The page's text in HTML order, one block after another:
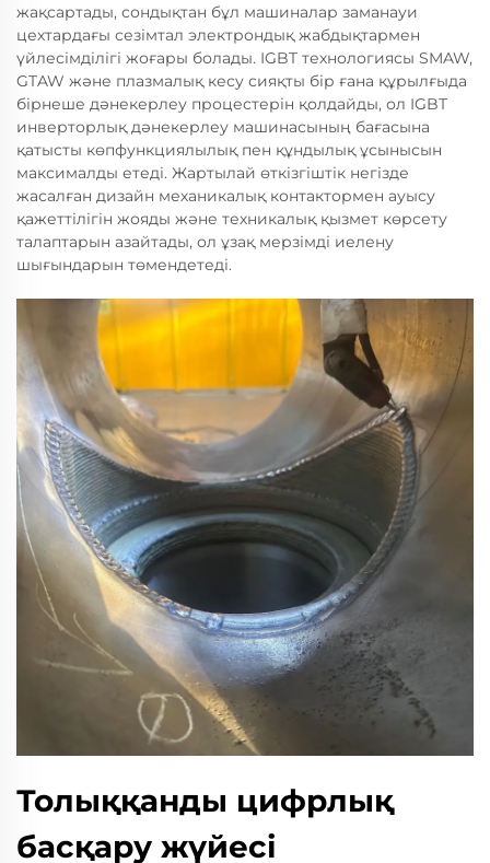
жақсартады, сондықтан бұл машиналар заманауи
цехтардағы сезімтал электрондық жабдықтармен
үйлесімділігі жоғары болады. IGBT технологиясы SMAW,
GTAW және плазмалық кесу сияқты бір ғана құрылғыда
бірнеше дәнекерлеу процестерін қолдайды, ол IGBT
инверторлық дәнекерлеу машинасының бағасына
қатысты көпфункциялылық пен құндылық ұсынысын
максималды етеді. Жартылай өткізгіштік негізде
жасалған дизайн механикалық контактормен ауысу
қажеттілігін жояды және техникалық қызмет көрсету
талаптарын азайтады, ол ұзақ мерзімді иелену
шығындарын төмендетеді.
Толыққанды цифрлық
басқару жүйесі